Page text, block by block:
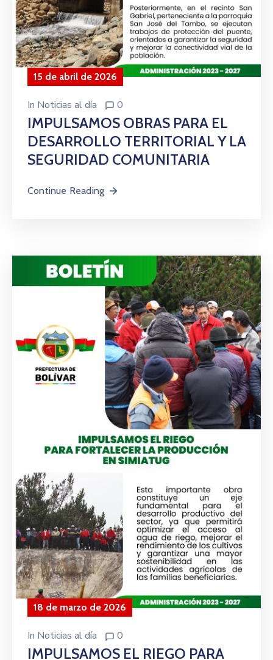
15 de abril de 2026
In Noticias al día 0
IMPULSAMOS OBRAS PARA EL
DESARROLLO TERRITORIAL Y LA
SEGURIDAD COMUNITARIA
Continue Reading
18 de marzo de 2026
In Noticias al día 0
IMPULSAMOS EL RIEGO PARA